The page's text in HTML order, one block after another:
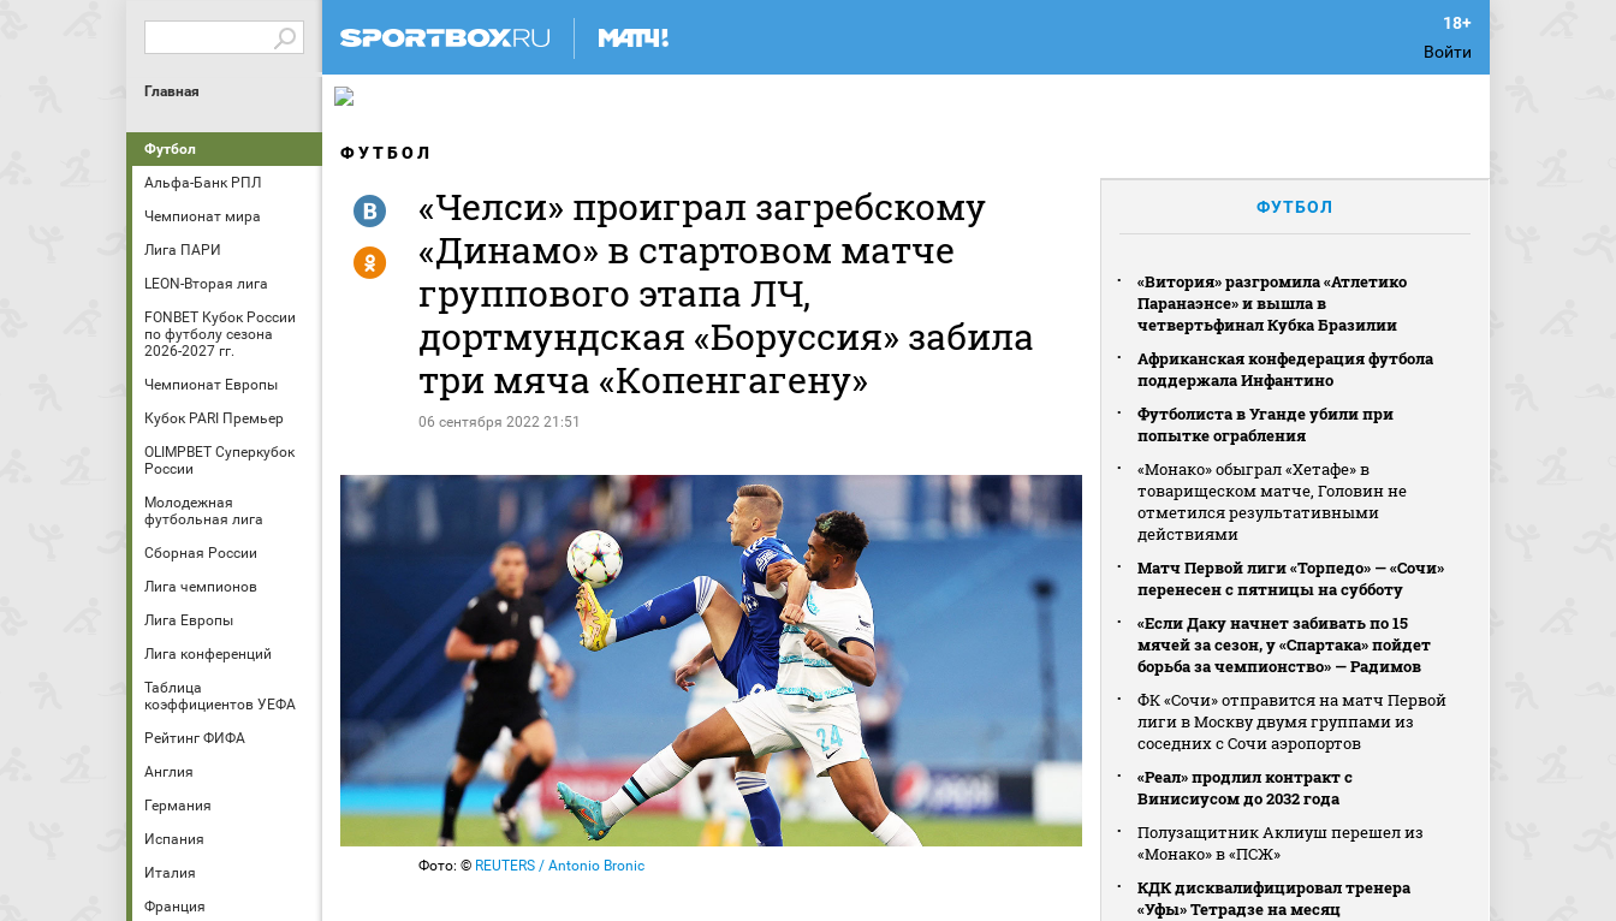
Войти
Главная
Футбол
Альфа-Банк РПЛ
Чемпионат мира
Лига ПАРИ
LEON-Вторая лига
FONBET Кубок России
по футболу сезона
2026-2027 гг.
Чемпионат Европы
Кубок PARI Премьер
OLIMPBET Суперкубок
России
Молодежная
футбольная лига
Сборная России
Лига чемпионов
Лига Европы
Лига конференций
Таблица
коэффициентов УЕФА
Рейтинг ФИФА
Англия
Германия
Испания
Италия
Франция
ФУТБОЛ
«Челси» проиграл загребскому
«Динамо» в стартовом матче
группового этапа ЛЧ,
дортмундская «Боруссия» забила
три мяча «Копенгагену»
06 сентября 2022 21:51
R
Y
Фото: © REUTERS / Antonio Bronic
ФУТБОЛ
«Витория» разгромила «Атлетико
Паранаэнсе» и вышла в
четвертьфинал Кубка Бразилии
Африканская конфедерация футбола
поддержала Инфантино
Футболиста в Уганде убили при
попытке ограбления
«Монако» обыграл «Хетафе» в
товарищеском матче, Головин не
отметился результативными
действиями
Матч Первой лиги «Торпедо» — «Сочи»
перенесен с пятницы на субботу
«Если Даку начнет забивать по 15
мячей за сезон, у «Спартака» пойдет
борьба за чемпионство» — Радимов
ФК «Сочи» отправится на матч Первой
лиги в Москву двумя группами из
соседних с Сочи аэропортов
«Реал» продлил контракт с
Винисиусом до 2032 года
Полузащитник Аклиуш перешел из
«Монако» в «ПСЖ»
КДК дисквалифицировал тренера
«Уфы» Тетрадзе на месяц